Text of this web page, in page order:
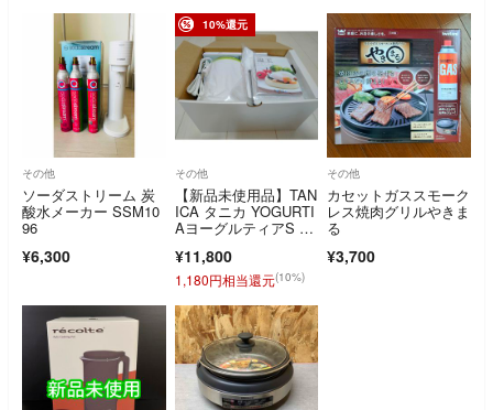
その他
ソーダストリーム 炭
酸水メーカー SSM10
96
¥6,300
10%還元
その他
【新品未使用品】TAN
ICA タニカ YOGURTI
AヨーグルティアS マ
ン YS-01MG
¥11,800
1,180円相当還元(10%)
その他
カセットガススモーク
レス焼肉グリルやきま
る
¥3,700